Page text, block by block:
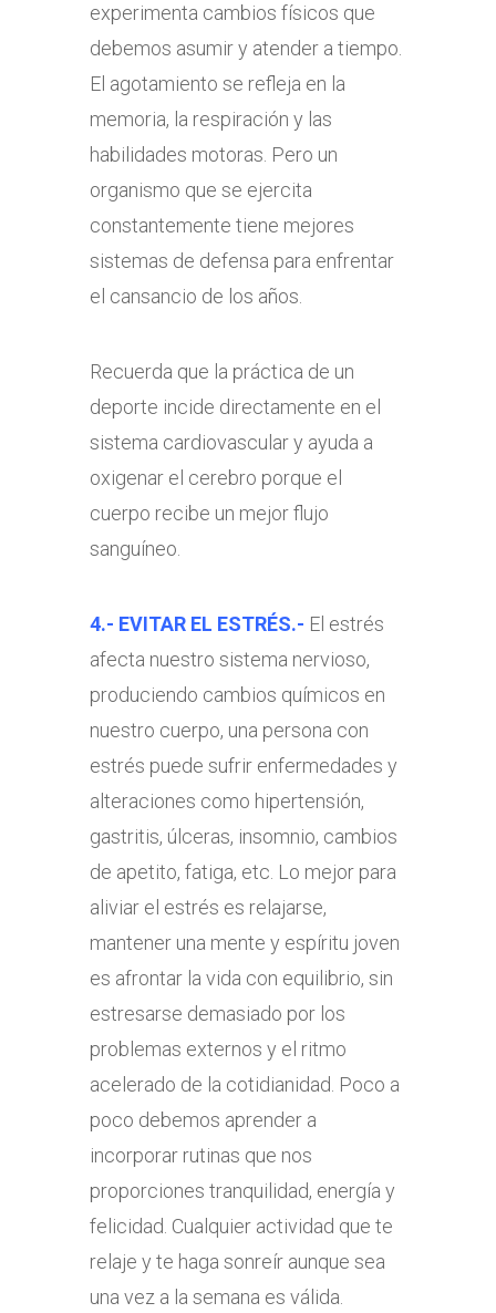
experimenta cambios físicos que
debemos asumir y atender a tiempo.
El agotamiento se refleja en la
memoria, la respiración y las
habilidades motoras. Pero un
organismo que se ejercita
constantemente tiene mejores
sistemas de defensa para enfrentar
el cansancio de los años.
Recuerda que la práctica de un
deporte incide directamente en el
sistema cardiovascular y ayuda a
oxigenar el cerebro porque el
cuerpo recibe un mejor flujo
sanguíneo.
4.- EVITAR EL ESTRÉS.- El estrés
afecta nuestro sistema nervioso,
produciendo cambios químicos en
nuestro cuerpo, una persona con
estrés puede sufrir enfermedades y
alteraciones como hipertensión,
gastritis, úlceras, insomnio, cambios
de apetito, fatiga, etc. Lo mejor para
aliviar el estrés es relajarse,
mantener una mente y espíritu joven
es afrontar la vida con equilibrio, sin
estresarse demasiado por los
problemas externos y el ritmo
acelerado de la cotidianidad. Poco a
poco debemos aprender a
incorporar rutinas que nos
proporciones tranquilidad, energía y
felicidad. Cualquier actividad que te
relaje y te haga sonreír aunque sea
una vez a la semana es válida.